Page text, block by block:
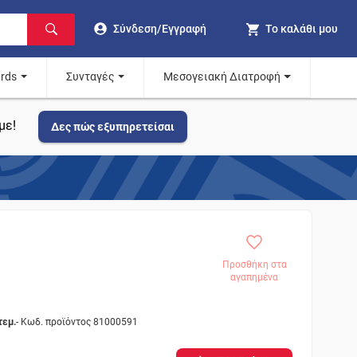
Σύνδεση/Εγγραφή Το καλάθι μου
Συνταγές Μεσογειακή Διατροφή
Δες πώς εξυπηρετείσαι
Προσθήκη στα
αγαπημένα
- Κωδ. προϊόντος 81000591